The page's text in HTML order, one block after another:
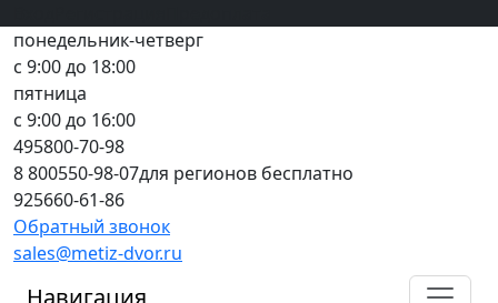
понедельник-четверг
с 9:00 до 18:00
пятница
с 9:00 до 16:00
495800-70-98
8 800550-98-07для регионов бесплатно
925660-61-86
Обратный звонок
sales@metiz-dvor.ru
Навигация